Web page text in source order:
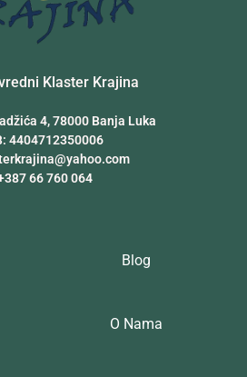
Klaster Krajina
4, 78000 Banja Luka
4404712350006
66 760 064
Blog
O Nama